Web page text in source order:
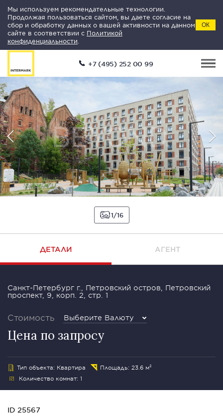
Мы используем рекомендательные технологии.
Продолжая пользоваться сайтом, вы даете согласие на
сбор и обработку данных о вашей активности на данном
сайте в соответствии с Политикой
конфиденциальности
ОК
+7 (495) 252 00 99
1 16
ДЕТАЛИ АГЕНТ
Санкт-Петербург г., Петровский остров, Петровский
проспект, 9, корп. 2, стр. 1
Стоимость Выберите Валюту
Цена по запросу
Тип объекта: Квартира
Площадь: 23.6 м²
Количество комнат: 1
ID 25567